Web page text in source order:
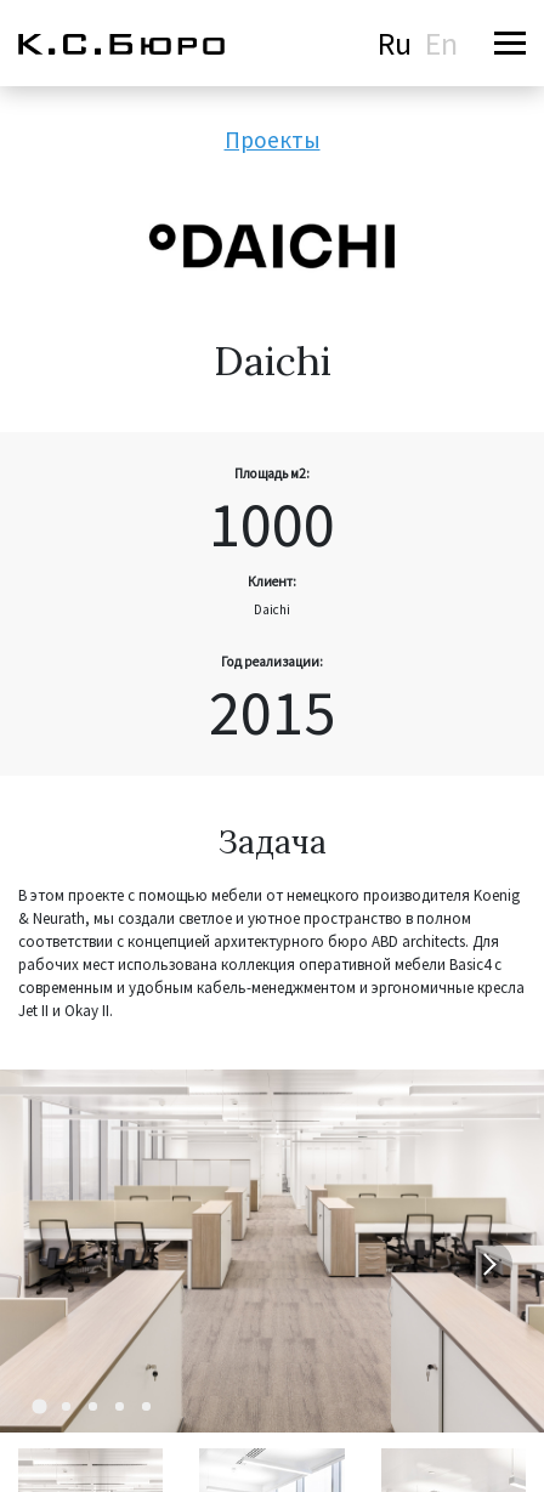
Ru En
Проекты
Daichi
Площадь м2:
1000
Клиент:
Daichi
Год реализации:
2015
Задача
В этом проекте с помощью мебели от немецкого производителя Koenig
& Neurath, мы создали светлое и уютное пространство в полном
соответствии с концепцией архитектурного бюро ABD architects. Для
рабочих мест использована коллекция оперативной мебели Basic4 c
современным и удобным кабель-менеджментом и эргономичные кресла
Jet II и Okay II.